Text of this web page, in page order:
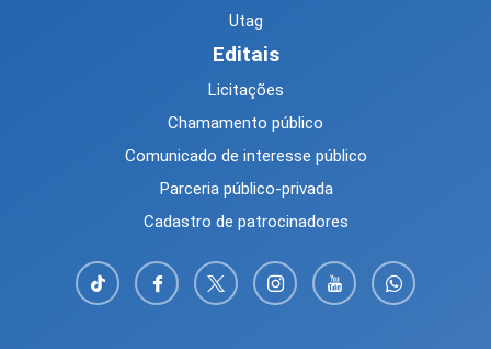
Utag
Editais
Licitações
Chamamento público
Comunicado de interesse público
Parceria público-privada
Cadastro de patrocinadores